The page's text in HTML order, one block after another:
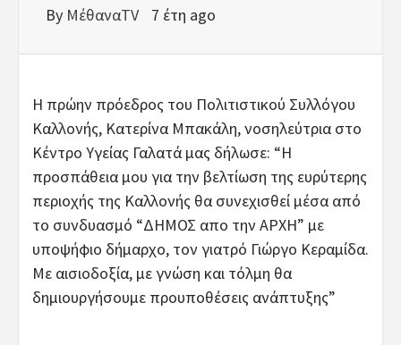
By ΜέθαναTV 7 έτη ago
Η πρώην πρόεδρος του Πολιτιστικού Συλλόγου
Καλλονής, Κατερίνα Μπακάλη, νοσηλεύτρια στο
Κέντρο Υγείας Γαλατά μας δήλωσε: “Η
προσπάθεια μου για την βελτίωση της ευρύτερης
περιοχής της Καλλονής θα συνεχισθεί μέσα από
το συνδυασμό “ΔΗΜΟΣ απο την ΑΡΧΗ” με
υποψήφιο δήμαρχο, τον γιατρό Γιώργο Κεραμίδα.
Με αισιοδοξία, με γνώση και τόλμη θα
δημιουργήσουμε προυποθέσεις ανάπτυξης”